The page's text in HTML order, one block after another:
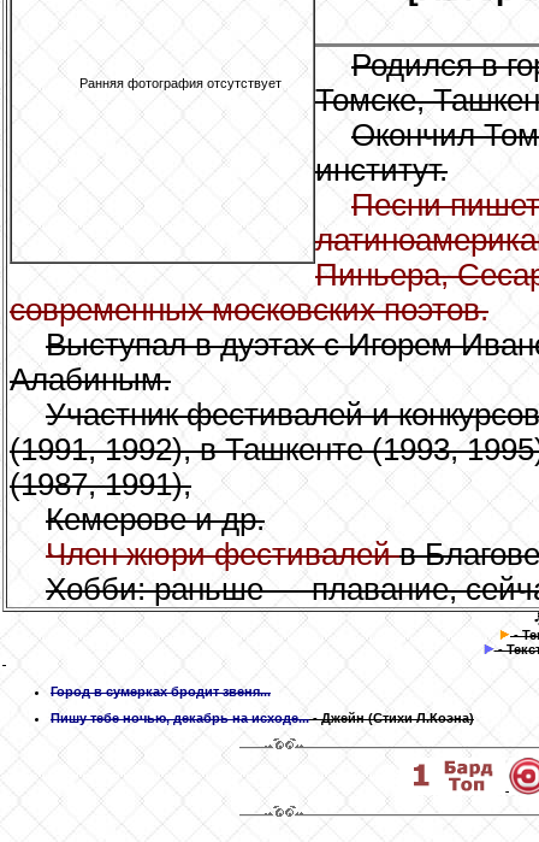
Ранняя фотография отсутствует
Родился в
Томске,
Окончил
институт.
Песни
Пиньера,
современных московских поэтов.
Выступал в дуэтах с Игорем
Алабиным.
Участник фестивалей и
(1991, 1992), в Ташкенте (1993,
(1987, 1991),
Кемерове и др.
Член жюри фестивалейв
Хобби: раньше — плавание,
-
-
Город в сумерках бродит звеня...
Пишу тебе ночью, декабрь на исходе...- Джейн(Стихи Л.Коэна)